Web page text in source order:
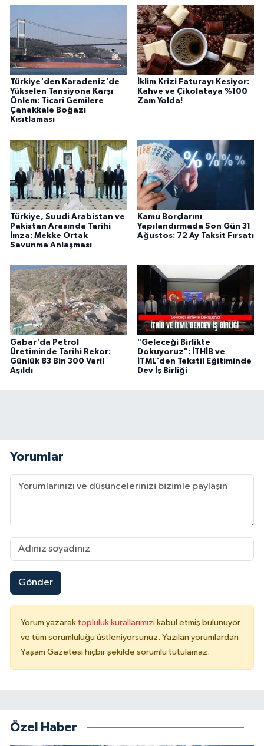
Türkiye'den Karadeniz'de
Yükselen Tansiyona Karşı
Önlem: Ticari Gemilere
Çanakkale Boğazı
Kısıtlaması
İklim Krizi Faturayı Kesiyor:
Kahve ve Çikolataya %100
Zam Yolda!
Türkiye, Suudi Arabistan ve
Pakistan Arasında Tarihi
İmza: Mekke Ortak
Savunma Anlaşması
Kamu Borçlarını
Yapılandırmada Son Gün 31
Ağustos: 72 Ay Taksit Fırsatı
Gabar'da Petrol
Üretiminde Tarihi Rekor:
Günlük 83 Bin 300 Varil
Aşıldı
"Geleceği Birlikte
Dokuyoruz": İTHİB ve
İTML'den Tekstil Eğitiminde
Dev İş Birliği
Yorumlar
Gönder
Yorum yazarak topluluk kurallarımızı kabul etmiş bulunuyor
ve tüm sorumluluğu üstleniyorsunuz. Yazılan yorumlardan
Yaşam Gazetesi hiçbir şekilde sorumlu tutulamaz.
Özel Haber